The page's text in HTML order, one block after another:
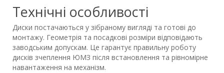
Технічні особливості
Диски постачаються у зібраному вигляді та готові до
монтажу. Геометрія та посадкові розміри відповідають
заводським допускам. Це гарантує правильну роботу
дисків зчеплення ЮМЗ після встановлення та рівномірне
навантаження на механізм.